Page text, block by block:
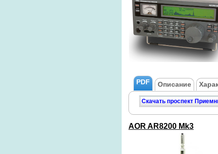
PDF Описание
Скачать проспект
AOR AR8200 Mk3